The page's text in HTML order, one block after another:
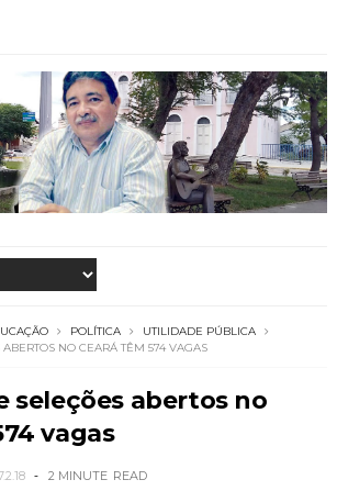
POLÍTICA
UTILIDADE PÚBLICA
NO CEARÁ TÊM 574 VAGAS
seleções abertos no
vagas
2 MINUTE READ